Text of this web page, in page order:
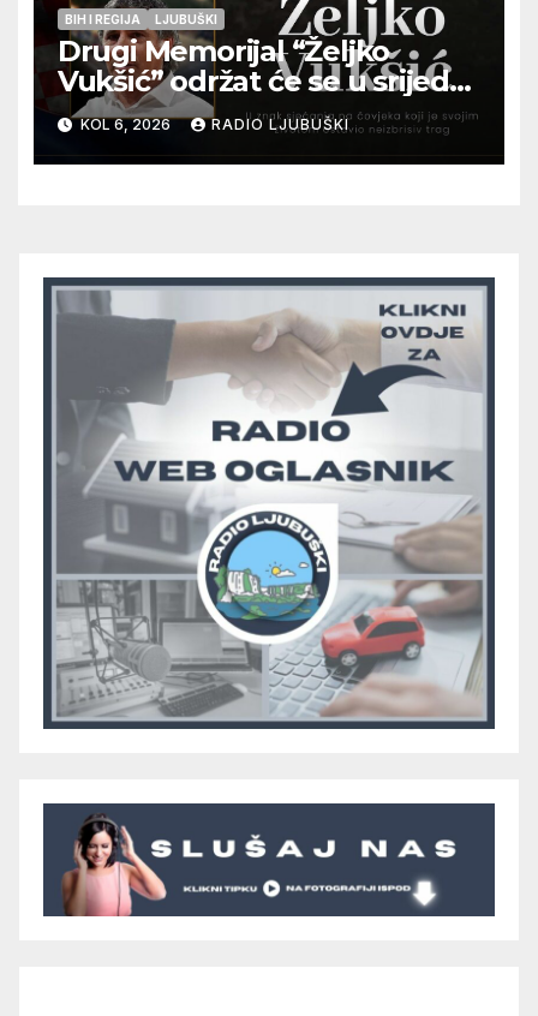
BIH I REGIJA LJUBUŠKI
Drugi Memorijal “Željko
Vukšić” održat će se u srijedu
12. kolovoza u Otoku
KOL 6, 2026 RADIO LJUBUŠKI